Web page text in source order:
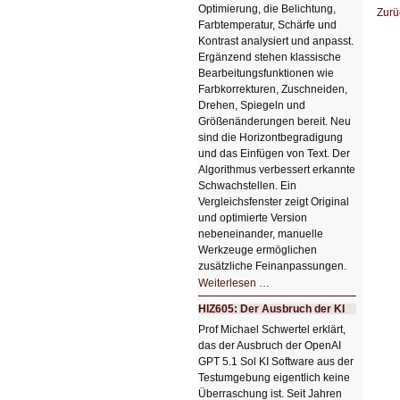
Optimierung, die Belichtung,
Farbtemperatur, Schärfe und
Kontrast analysiert und anpasst.
Ergänzend stehen klassische
Bearbeitungsfunktionen wie
Farbkorrekturen, Zuschneiden,
Drehen, Spiegeln und
Größenänderungen bereit. Neu
sind die Horizontbegradigung
und das Einfügen von Text. Der
Algorithmus verbessert erkannte
Schwachstellen. Ein
Vergleichsfenster zeigt Original
und optimierte Version
nebeneinander, manuelle
Werkzeuge ermöglichen
zusätzliche Feinanpassungen.
Weiterlesen …
Bildverschönerung
mit
einem
Klick
HIZ606:
Bildverschönerung
mit
einem
Klick
HIZ605: Der Ausbruch der KI
Prof Michael Schwertel erklärt,
das der Ausbruch der OpenAI
GPT 5.1 Sol KI Software aus der
Testumgebung eigentlich keine
Überraschung ist. Seit Jahren